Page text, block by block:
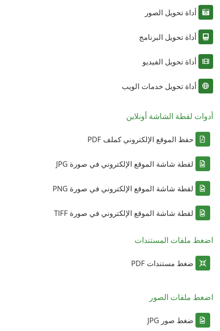
أداة تحويل الصور
أداة تحويل البرنامج
أداة تحويل الفيديو
أداة تحويل خدمات الويب
أدوات لقطة الشاشة أونلاين
حفظ الموقع الإلكتروني كملف PDF
لقطة شاشة الموقع الإلكتروني في صورة JPG
لقطة شاشة الموقع الإلكتروني في صورة PNG
لقطة شاشة الموقع الإلكتروني في صورة TIFF
اضغط ملفات المستندات
ضغط مستندات PDF
اضغط ملفات الصور
ضغط صور JPG